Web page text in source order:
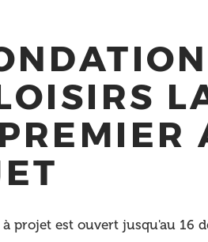
projet est ouvert jusqu'au 16